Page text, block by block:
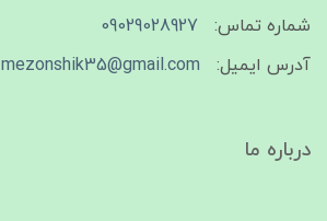
شماره تماس:
09029028927
آدرس ایمیل:
mezonshik35@gmail.com
درباره ما